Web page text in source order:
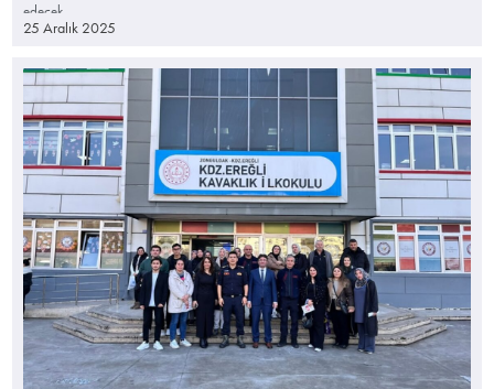
edecek.
25 Aralık 2025